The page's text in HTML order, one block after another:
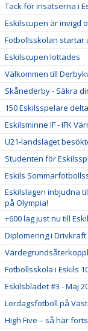
Tack för insatserna i
Eskilscupen är invigd
Fotbollsskolan startar
Eskilscupen lottades
Välkommen till
Skånederby - Säkra
150 Eskilsspelare
Eskilsminne IF - IFK
U21-landslaget
Studenten för
Eskils
Eskilslagen inbjudna
på Olympia!
+600 lag just nu till
Diplomering i
Fotbollsskola i Eskils
Eskilsbladet #3 - Maj
Lördagsfotboll på
High Five – så här